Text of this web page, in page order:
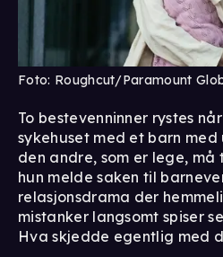
Foto: Roughcut/Paramount
To bestevenninner rystes
sykehuset med et barn
den andre, som er lege,
hun melde saken til
relasjonsdrama der
mistanker langsomt spiser
Hva skjedde egentlig med